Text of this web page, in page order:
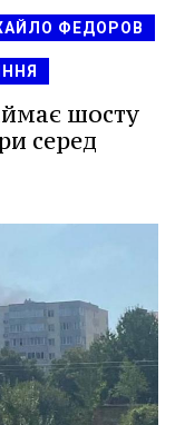
ФЕДОРОВ
шосту
серед